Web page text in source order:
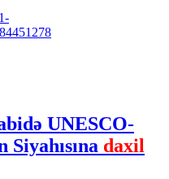
UNESCO-
daxil